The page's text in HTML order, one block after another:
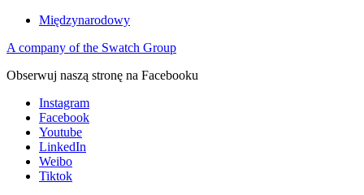
Międzynarodowy
A company of the Swatch Group
Obserwuj naszą stronę na Facebooku
Instagram
Facebook
Youtube
LinkedIn
Weibo
Tiktok